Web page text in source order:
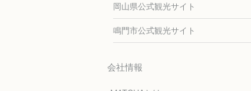
岡山県公式観光サイト
鳴門市公式観光サイト
会社情報